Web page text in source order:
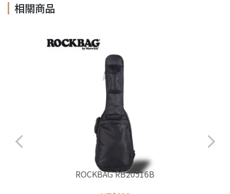
相關商品
ROCKBAG RB20516B